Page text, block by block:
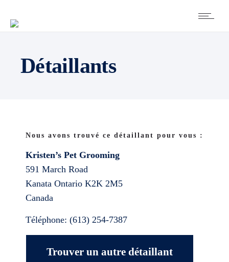
Détaillants
Nous avons trouvé ce détaillant pour vous :
Kristen’s Pet Grooming
591 March Road
Kanata Ontario K2K 2M5
Canada
Téléphone: (613) 254-7387
Trouver un autre détaillant